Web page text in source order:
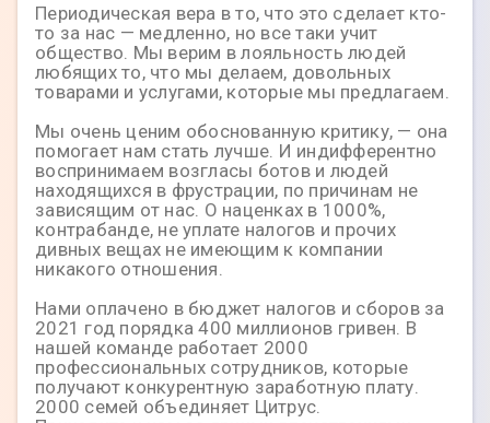
Периодическая вера в то, что это сделает кто-
то за нас — медленно, но все таки учит
общество. Мы верим в лояльность людей
любящих то, что мы делаем, довольных
товарами и услугами, которые мы предлагаем.
Мы очень ценим обоснованную критику, — она
помогает нам стать лучше. И индифферентно
воспринимаем возгласы ботов и людей
находящихся в фрустрации, по причинам не
зависящим от нас. О наценках в 1000%,
контрабанде, не уплате налогов и прочих
дивных вещах не имеющим к компании
никакого отношения.
Нами оплачено в бюджет налогов и сборов за
2021 год порядка 400 миллионов гривен. В
нашей команде работает 2000
профессиональных сотрудников, которые
получают конкурентную заработную плату.
2000 семей объединяет Цитрус.